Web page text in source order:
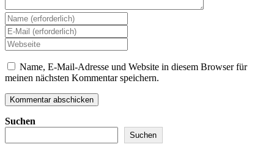
Gib
deinen
Namen
oder
Benutzernamen
zum
Kommentieren
ein
Gib
deine
E-
Mail-
Adresse
zum
Kommentieren
ein
Gib
deine
Website-
URL
(optional)
Name, E-Mail-Adresse und Website in diesem Browser für
meinen nächsten Kommentar speichern.
Suchen
Suchen